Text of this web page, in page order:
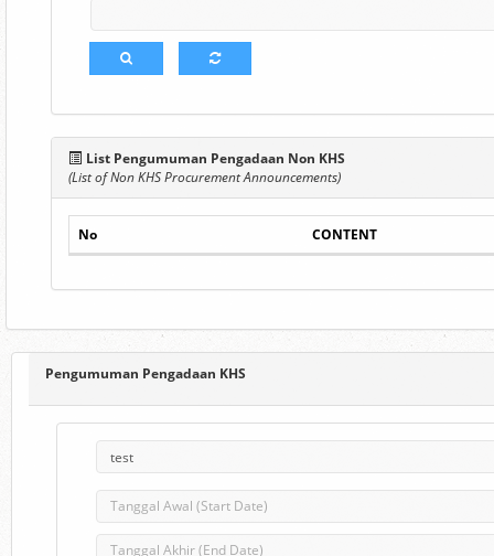
List Pengumuman Pengadaan Non KHS
(List of Non KHS Procurement Announcements)
No CONTENT
Pengumuman Pengadaan KHS